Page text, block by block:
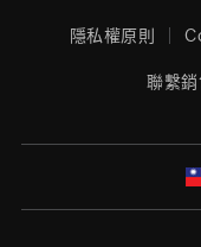
隱私權原則
聯繫銷